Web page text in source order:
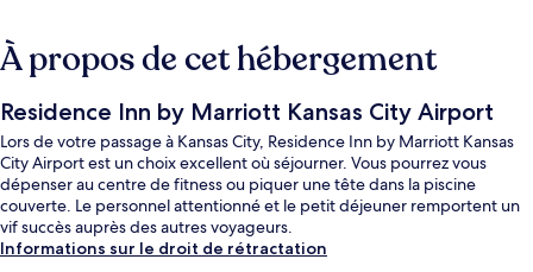
À propos de cet hébergement
Residence Inn by Marriott Kansas City Airport
Lors de votre passage à Kansas City, Residence Inn by Marriott Kansas
City Airport est un choix excellent où séjourner. Vous pourrez vous
dépenser au centre de fitness ou piquer une tête dans la piscine
couverte. Le personnel attentionné et le petit déjeuner remportent un
vif succès auprès des autres voyageurs.
Informations sur le droit de rétractation